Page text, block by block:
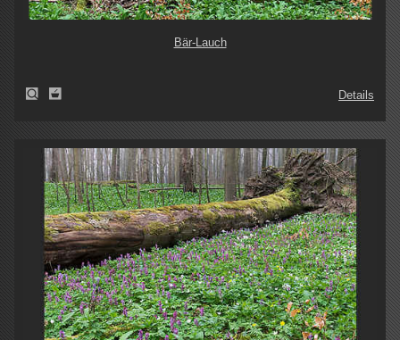
Bär-Lauch
Details